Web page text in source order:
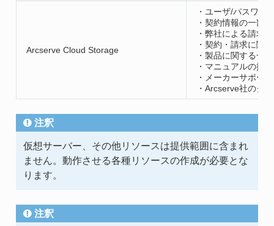
Arcserve Cloud Storage
・ユーザ/パスワー
・契約情報の一部
・弊社による請求
・契約・請求に関
・製品に関する一
・マニュアルの提供
・メーカーサポート
・Arcserve社のク
注釈
仮想サーバー、その他リソースは提供範囲に含まれ
ません。動作させる各種リソースの作成が必要とな
ります。
注釈